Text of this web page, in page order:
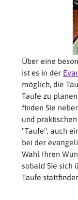
Über eine
ist es in der
möglich, die
Taufe zu
finden Sie
und
"Taufe", auch
bei der
Wahl Ihren
sobald Sie sich
Taufe